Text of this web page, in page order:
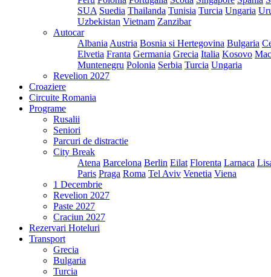
SUA Suedia Thailanda Tunisia Turcia Ungaria
Uzbekistan Vietnam Zanzibar
Autocar
Albania Austria Bosnia si Hertegovina Bulgaria
Elvetia Franta Germania Grecia Italia Kosovo
Muntenegru Polonia Serbia Turcia Ungaria
Revelion 2027
Croaziere
Circuite Romania
Programe
Rusalii
Seniori
Parcuri de distractie
City Break
Atena Barcelona Berlin Eilat Florenta Larnaca
Paris Praga Roma Tel Aviv Venetia Viena
1 Decembrie
Revelion 2027
Paste 2027
Craciun 2027
Rezervari Hoteluri
Transport
Grecia
Bulgaria
Turcia